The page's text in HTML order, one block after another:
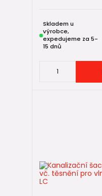
Skladem u
výrobce,
expedujeme za 5-
15 dnů